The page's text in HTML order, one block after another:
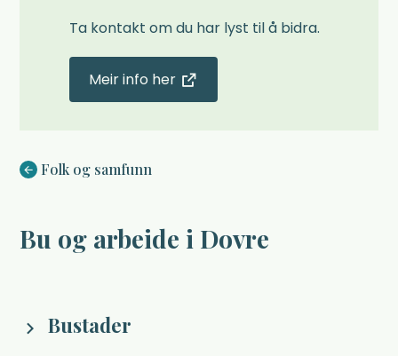
Ta kontakt om du har lyst til å bidra.
Meir info her
Du er her:
Folk og samfunn
Bu og arbeide i Dovre
Bustader